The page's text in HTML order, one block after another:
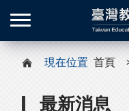
現在位置 首頁
最新消息